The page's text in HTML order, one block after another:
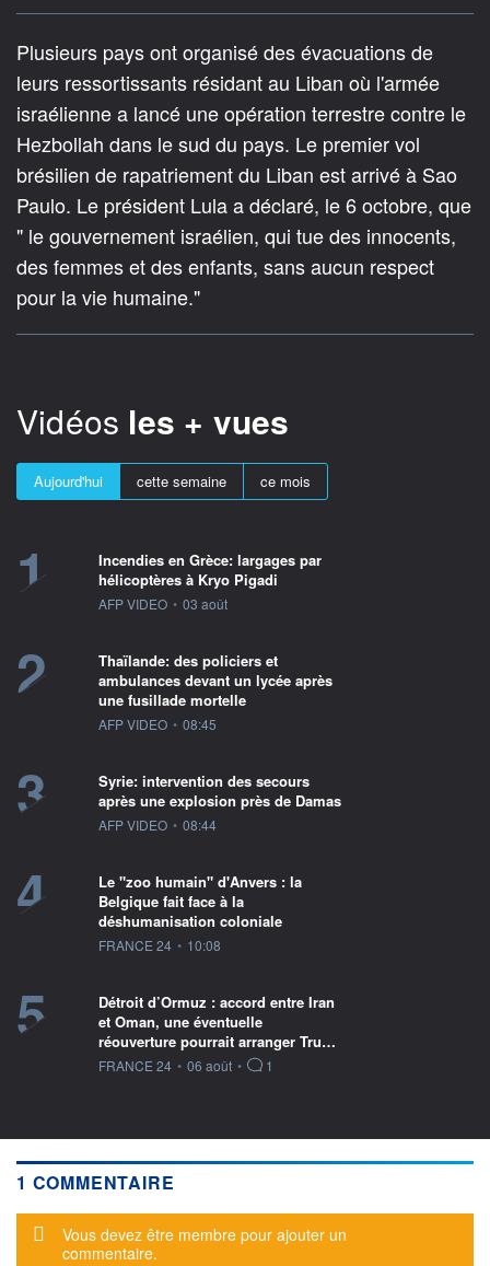
Plusieurs pays ont organisé des évacuations de
leurs ressortissants résidant au Liban où l'armée
israélienne a lancé une opération terrestre contre le
Hezbollah dans le sud du pays. Le premier vol
brésilien de rapatriement du Liban est arrivé à Sao
Paulo. Le président Lula a déclaré, le 6 octobre, que
" le gouvernement israélien, qui tue des innocents,
des femmes et des enfants, sans aucun respect
pour la vie humaine."
Vidéos les + vues
Aujourd'hui cette semaine ce mois
1
Incendies en Grèce: largages par
hélicoptères à Kryo Pigadi
information fournie par
AFP VIDEO • 03 août
2
Thaïlande: des policiers et
ambulances devant un lycée après
une fusillade mortelle
information fournie par
AFP VIDEO • 08:45
3
Syrie: intervention des secours
après une explosion près de Damas
information fournie par
AFP VIDEO • 08:44
4
Le "zoo humain" d'Anvers : la
Belgique fait face à la
déshumanisation coloniale
information fournie par
FRANCE 24 • 10:08
5
Détroit d’Ormuz : accord entre Iran
et Oman, une éventuelle
réouverture pourrait arranger Tru…
information fournie par
FRANCE 24 • 06 août • 1
1 COMMENTAIRE
Message d'alerte
Vous devez être membre pour ajouter un
commentaire.